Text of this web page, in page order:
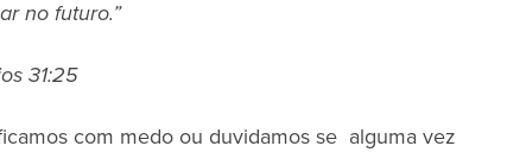
no futuro.”
31:25
com medo ou duvidamos se alguma vez